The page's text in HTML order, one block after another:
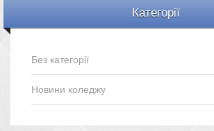
Категорії
Без категорії
Новини коледжу